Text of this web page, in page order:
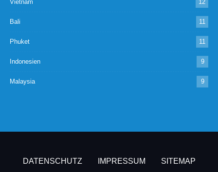
Vietnam 12
Bali 11
Phuket 11
Indonesien 9
Malaysia 9
DATENSCHUTZ IMPRESSUM SITEMAP